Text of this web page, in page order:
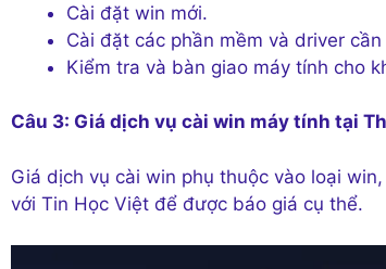
Cài đặt win mới.
Cài đặt các phần mềm và driver
Kiểm tra và bàn giao máy tính cho
Câu 3: Giá dịch vụ cài win máy tính tại
Giá dịch vụ cài win phụ thuộc vào loại
với Tin Học Việt để được báo giá cụ thể.